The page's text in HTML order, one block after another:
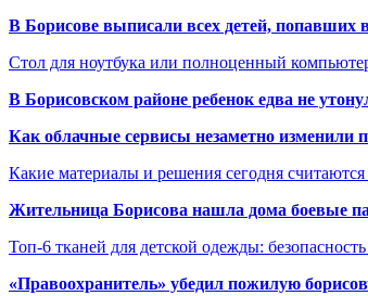
В Борисове выписали всех детей, попавших
Стол для ноутбука или полноценный
В Борисовском районе ребенок едва не
Как облачные сервисы незаметно изменили
Какие материалы и решения сегодня
Жительница Борисова нашла дома боевые
Топ-6 тканей для детской одежды:
«Правоохранитель» убедил пожилую